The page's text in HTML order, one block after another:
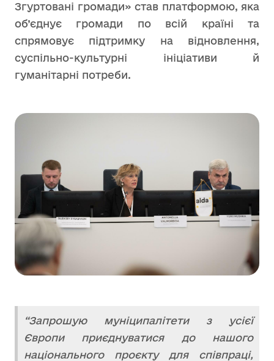
Згуртовані громади» став платформою, яка
об’єднує громади по всій країні та
спрямовує підтримку на відновлення,
суспільно-культурні ініціативи й
гуманітарні потреби.
“Запрошую муніципалітети з усієї
Європи приєднуватися до нашого
національного проєкту для співпраці,